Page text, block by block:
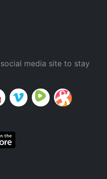
media site to stay